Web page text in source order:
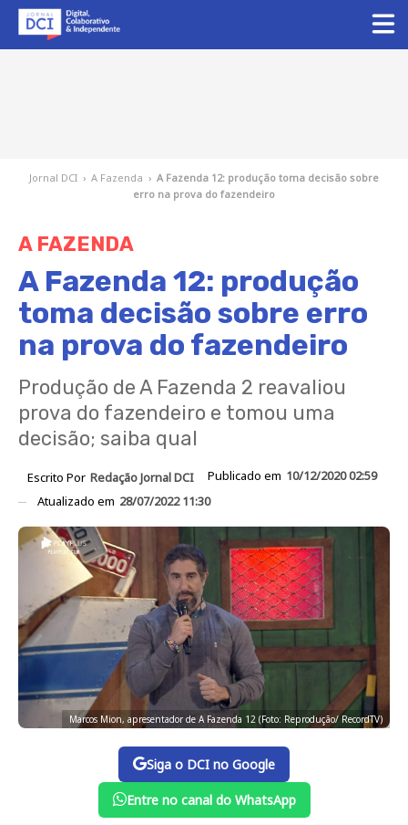
Jornal DCI › A Fazenda › A Fazenda 12: produção toma decisão sobre
erro na prova do fazendeiro
A FAZENDA
A Fazenda 12: produção
toma decisão sobre erro
na prova do fazendeiro
Produção de A Fazenda 2 reavaliou
prova do fazendeiro e tomou uma
decisão; saiba qual
Escrito Por Redação Jornal DCI Publicado em 10/12/2020 02:59
Atualizado em 28/07/2022 11:30
Marcos Mion, apresentador de A Fazenda 12 (Foto: Reprodução/ RecordTV)
Siga o DCI no Google
Entre no canal do WhatsApp